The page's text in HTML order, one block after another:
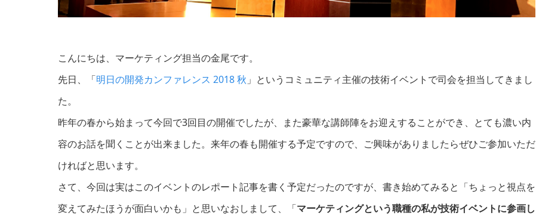
こんにちは、マーケティング担当の金尾です。
先日、「明日の開発カンファレンス 2018 秋 」というコミュニティ主催の技術イベントで司会を担当してきまし
た。
昨年の春から始まって今回で3回目の開催でしたが、また豪華な講師陣をお迎えすることができ、とても濃い内
容のお話を聞くことが出来ました。来年の春も開催する予定ですので、ご興味がありましたらぜひご参加いただ
ければと思います。
さて、今回は実はこのイベントのレポート記事を書く予定だったのですが、書き始めてみると「ちょっと視点を
変えてみたほうが面白いかも」と思いなおしまして、「マーケティングという職種の私が技術イベントに参画し